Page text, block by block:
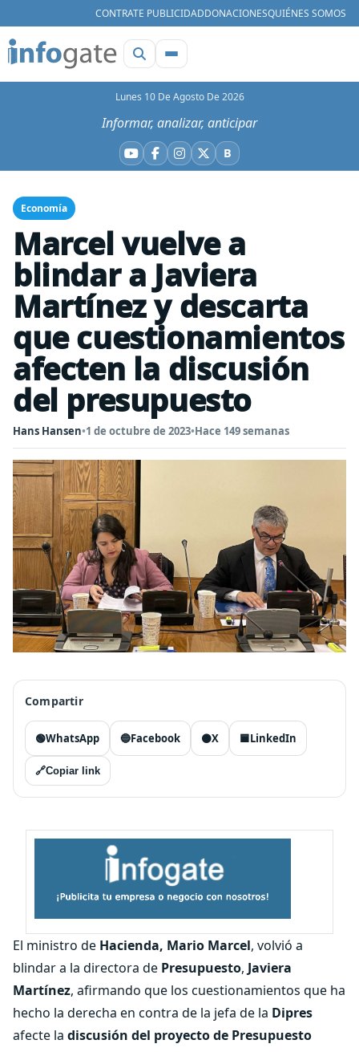
CONTRATE PUBLICIDADDONACIONESQUIÉNES SOMOS
Lunes 10 De Agosto De 2026
Informar, analizar, anticipar
YouTube
Facebook
Instagram
X BBluesky
Economía
Marcel vuelve a
blindar a Javiera
Martínez y descarta
que cuestionamientos
afecten la discusión
del presupuesto
Hans Hansen•1 de octubre de 2023•Hace 149 semanas
Compartir
🟢WhatsApp 🔵Facebook ⚫X 🟦LinkedIn
🔗Copiar link
El ministro de Hacienda, Mario Marcel, volvió a
blindar a la directora de Presupuesto, Javiera
Martínez, afirmando que los cuestionamientos que ha
hecho la derecha en contra de la jefa de la Dipres
afecte la discusión del proyecto de Presupuesto